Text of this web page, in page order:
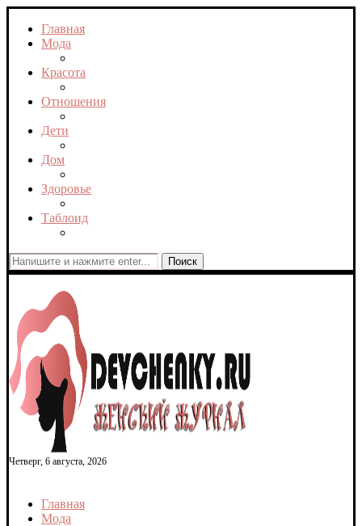
Главная
Мода
Красота
Отношения
Дети
Дом
Здоровье
Таблоид
Поиск
Четверг, 6 августа, 2026
Главная
Мода